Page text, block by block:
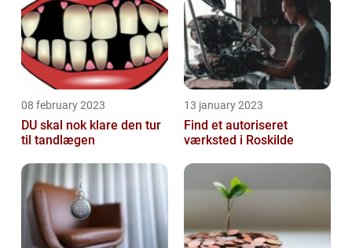
08 february 2023
DU skal nok klare den tur
til tandlægen
13 january 2023
Find et autoriseret
værksted i Roskilde